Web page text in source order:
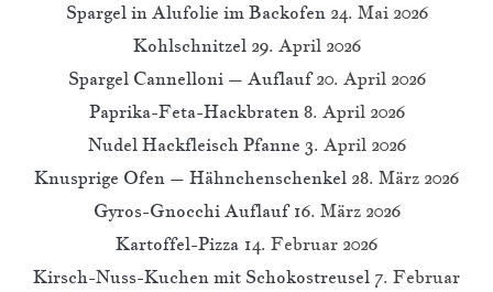
Spargel in Alufolie im Backofen 24. Mai 2026
Kohlschnitzel 29. April 2026
Spargel Cannelloni – Auflauf 20. April 2026
Paprika-Feta-Hackbraten 8. April 2026
Nudel Hackfleisch Pfanne 3. April 2026
Knusprige Ofen – Hähnchenschenkel 28. März 2026
Gyros-Gnocchi Auflauf 16. März 2026
Kartoffel-Pizza 14. Februar 2026
Kirsch-Nuss-Kuchen mit Schokostreusel 7. Februar